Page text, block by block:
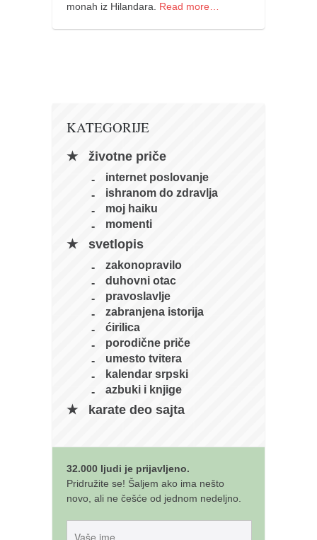
tonfa
sai
snimci nastupa
galerija kluba
kontakt
besplatna e-knjiga
termini treninga
monah iz Hilandara. Read more…
KATEGORIJE
životne priče
internet poslovanje
ishranom do zdravlja
moj haiku
momenti
svetlopis
zakonopravilo
duhovni otac
pravoslavlje
zabranjena istorija
ćirilica
porodične priče
umesto tvitera
kalendar srpski
azbuki i knjige
karate deo sajta
32.000 ljudi je prijavljeno.
Pridružite se! Šaljem ako ima nešto
novo, ali ne češće od jednom nedeljno.